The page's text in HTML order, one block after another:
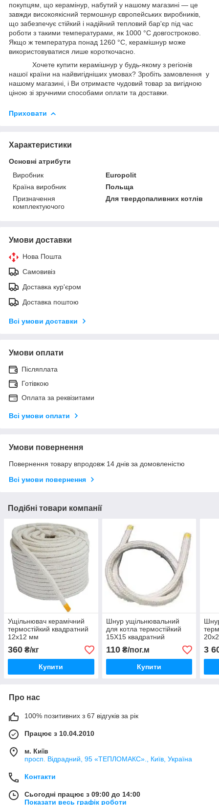
покупцям, що керамінур, набутий у нашому магазині — це
завжди високоякісний термошнур європейських виробників,
що забезпечує стійкий і надійний тепловий бар'єр під час
роботи з такими температурами, як 1000 °C довгостроково.
Якщо ж температура понад 1260 °C, керамішнур може
використовуватися лише короткочасно.
Хочете купити керамішнур у будь-якому з регіонів
нашої країни на найвигідніших умовах? Зробіть замовлення у
нашому магазині, і Ви отримаєте чудовий товар за вигідною
ціною зі зручними способами оплати та доставки.
Приховати
Характеристики
Основні атрибути
Виробник
Europolit
Країна виробник
Польща
Призначення
комплектуючого
Для твердопаливних котлів
Умови доставки
Нова Пошта
Самовивіз
Доставка кур'єром
Доставка поштою
Всі умови доставки
Умови оплати
Післяплата
Готівкою
Оплата за реквізитами
Всі умови оплати
Умови повернення
Повернення товару впродовж 14 днів за домовленістю
Всі умови повернення
Подібні товари компанії
Ущільнювач керамічний
термостійкий квадратний
12х12 мм
360 ₴/кг
Купити
Шнур ущільнювальний
для котла термостійкий
15Х15 квадратний
110₴/пог.м
Купити
3
Про нас
100% позитивних з 67 відгуків за рік
Працює з 10.04.2010
м. Київ
просп. Відрадний, 95 «ТЕПЛОМАКС»., Київ, Україна
Контакти
Сьогодні працює з 09:00 до 14:00
Показати весь графік роботи